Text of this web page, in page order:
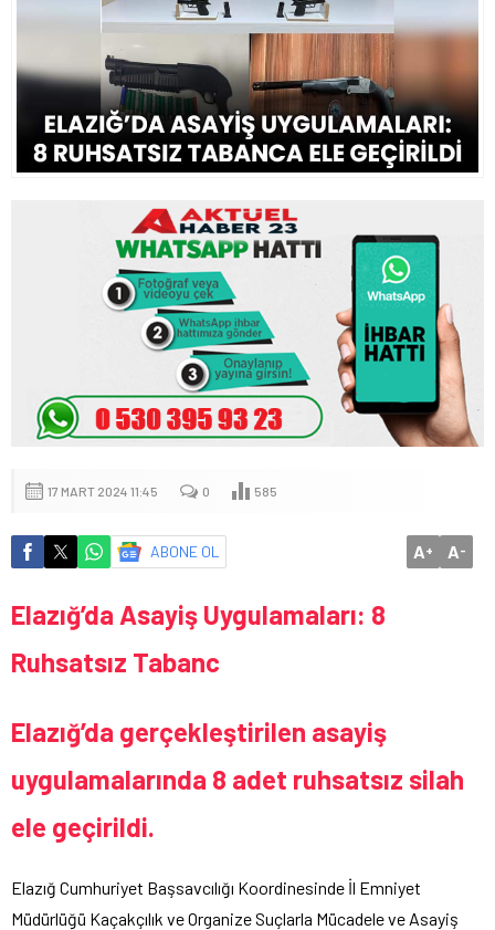
17 MART 2024 11:45 0 585
ABONE OL A+ A-
Elazığ’da Asayiş Uygulamaları: 8
Ruhsatsız Tabanc
Elazığ’da gerçekleştirilen asayiş
uygulamalarında 8 adet ruhsatsız silah
ele geçirildi.
Elazığ Cumhuriyet Başsavcılığı Koordinesinde İl Emniyet
Müdürlüğü Kaçakçılık ve Organize Suçlarla Mücadele ve Asayiş